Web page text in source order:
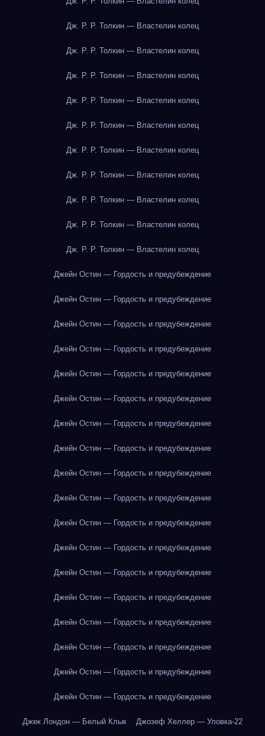
Дж. Р. Р. Толкин — Властелин колец
Дж. Р. Р. Толкин — Властелин колец
Дж. Р. Р. Толкин — Властелин колец
Дж. Р. Р. Толкин — Властелин колец
Дж. Р. Р. Толкин — Властелин колец
Дж. Р. Р. Толкин — Властелин колец
Дж. Р. Р. Толкин — Властелин колец
Дж. Р. Р. Толкин — Властелин колец
Дж. Р. Р. Толкин — Властелин колец
Дж. Р. Р. Толкин — Властелин колец
Джейн Остин — Гордость и предубеждение
Джейн Остин — Гордость и предубеждение
Джейн Остин — Гордость и предубеждение
Джейн Остин — Гордость и предубеждение
Джейн Остин — Гордость и предубеждение
Джейн Остин — Гордость и предубеждение
Джейн Остин — Гордость и предубеждение
Джейн Остин — Гордость и предубеждение
Джейн Остин — Гордость и предубеждение
Джейн Остин — Гордость и предубеждение
Джейн Остин — Гордость и предубеждение
Джейн Остин — Гордость и предубеждение
Джейн Остин — Гордость и предубеждение
Джейн Остин — Гордость и предубеждение
Джейн Остин — Гордость и предубеждение
Джейн Остин — Гордость и предубеждение
Джейн Остин — Гордость и предубеждение
Джейн Остин — Гордость и предубеждение
Джек Лондон — Белый Клык Джозеф Хеллер — Уловка-22